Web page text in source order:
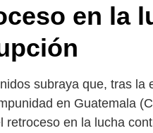
en la
subraya que, tras la
en Guatemala
retroceso en la lucha